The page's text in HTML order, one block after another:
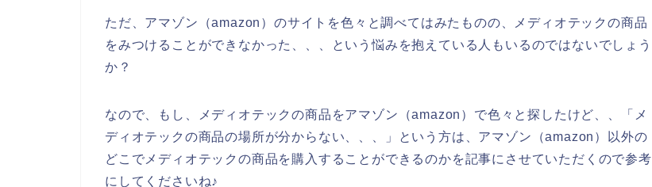
ただ、アマゾン（amazon）のサイトを色々と調べてはみたものの、メディオテックの商品
をみつけることができなかった、、、という悩みを抱えている人もいるのではないでしょう
か？
なので、もし、メディオテックの商品をアマゾン（amazon）で色々と探したけど、、「メ
ディオテックの商品の場所が分からない、、、」という方は、アマゾン（amazon）以外の
どこでメディオテックの商品を購入することができるのかを記事にさせていただくので参考
にしてくださいね♪